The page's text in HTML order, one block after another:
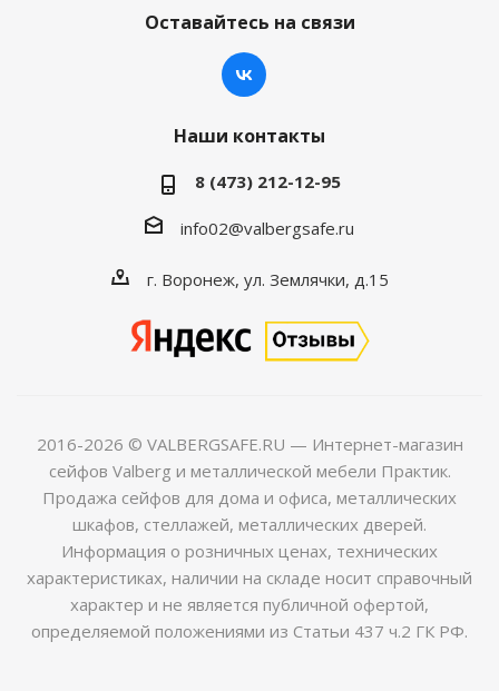
Оставайтесь на связи
Наши контакты
8 (473) 212-12-95
info02@valbergsafe.ru
г. Воронеж, ул. Землячки, д.15
2016-2026 © VALBERGSAFE.RU — Интернет-магазин
сейфов Valberg и металлической мебели Практик.
Продажа сейфов для дома и офиса, металлических
шкафов, стеллажей, металлических дверей.
Информация о розничных ценах, технических
характеристиках, наличии на складе носит справочный
характер и не является публичной офертой,
определяемой положениями из Статьи 437 ч.2 ГК РФ.